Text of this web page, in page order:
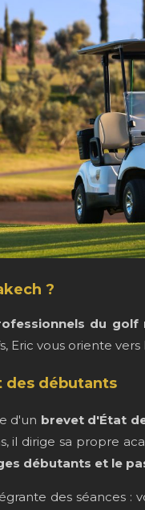
?
du golf
Eric vous oriente
des débutants
d'un brevet d'État
il dirige sa propre
débutants et le
des séances :